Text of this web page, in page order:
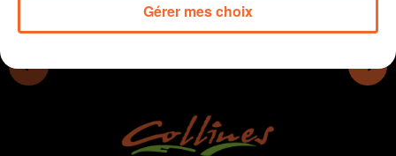
Gérer mes choix